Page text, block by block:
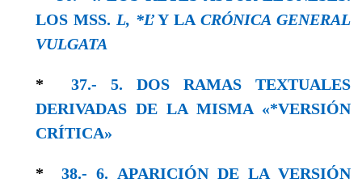
LOS MSS. L, *ĽY LACRÓNICA GENERAL
VULGATA
* 37.- 5. DOS RAMAS TEXTUALES
DERIVADAS DE LA MISMA «*VERSIÓN
CRÍTICA»
*38.- 6. APARICIÓN DE LA VERSIÓN